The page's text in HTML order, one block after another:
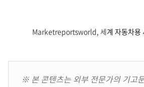
Marketreportsworld, 세계 자동차용
※ 본 콘텐츠는 외부 전문가의 기고